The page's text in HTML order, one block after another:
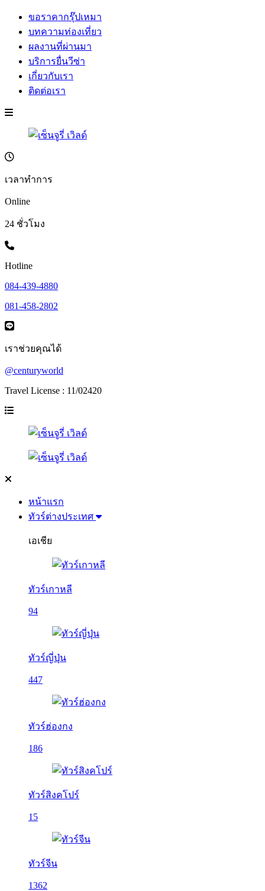
ขอราคากรุ๊ปเหมา
บทความท่องเที่ยว
ผลงานที่ผ่านมา
บริการยื่นวีซ่า
เกี่ยวกับเรา
ติดต่อเรา
เวลาทำการ
Online
24 ชั่วโมง
Hotline
084-439-4880
081-458-2802
เราช่วยคุณได้
@centuryworld
Travel License : 11/02420
หน้าแรก
ทัวร์ต่างประเทศ
เอเชีย
ทัวร์เกาหลี
94
ทัวร์ญี่ปุ่น
447
ทัวร์ฮ่องกง
186
ทัวร์สิงคโปร์
15
ทัวร์จีน
1362